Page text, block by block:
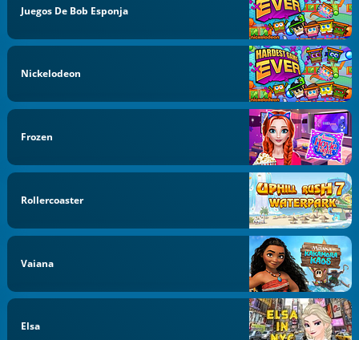
Juegos De Bob Esponja
Nickelodeon
Frozen
Rollercoaster
Vaiana
Elsa